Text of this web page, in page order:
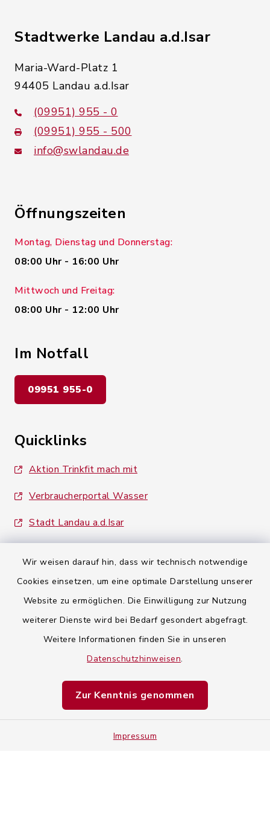
Wir weisen darauf hin, dass wir technisch notwendige
Cookies einsetzen, um eine optimale Darstellung unserer
Website zu ermöglichen. Die Einwilligung zur Nutzung
weiterer Dienste wird bei Bedarf gesondert abgefragt.
Weitere Informationen finden Sie in unseren
Datenschutzhinweisen.
Zur Kenntnis genommen
Impressum
Stadtwerke Landau a.d.Isar
Maria-Ward-Platz 1
94405 Landau a.d.Isar
(09951) 955 - 0
(09951) 955 - 500
info@swlandau.de
Öffnungszeiten
Montag, Dienstag und Donnerstag:
08:00 Uhr - 16:00 Uhr
Mittwoch und Freitag:
08:00 Uhr - 12:00 Uhr
Im Notfall
09951 955-0
Quicklinks
Aktion Trinkfit mach mit
Verbraucherportal Wasser
Stadt Landau a.d.Isar
Barrierefreiheit
Impressum
Sitemap